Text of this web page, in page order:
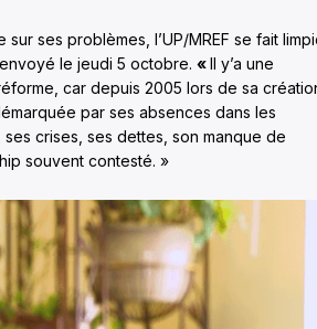
sur ses problèmes, l’UP/MREF se fait
le jeudi 5 octobre. «Il y’a une
car depuis 2005 lors de sa
par ses absences dans les
crises, ses dettes, son manque de
souvent contesté. »